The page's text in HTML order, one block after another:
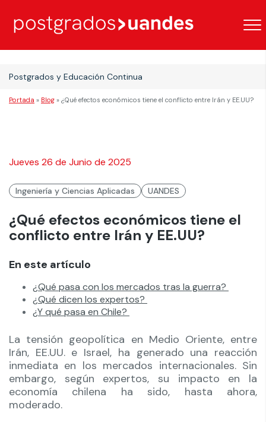
Postgrados y Educación Continua
Portada » Blog » ¿Qué efectos económicos tiene el conflicto entre Irán y EE.UU?
Jueves 26 de Junio de 2025
Ingeniería y Ciencias Aplicadas UANDES
¿Qué efectos económicos tiene el
conflicto entre Irán y EE.UU?
En este artículo
¿Qué pasa con los mercados tras la guerra?
¿Qué dicen los expertos?
¿Y qué pasa en Chile?
La tensión geopolítica en Medio Oriente, entre
Irán, EE.UU. e Israel, ha generado una reacción
inmediata en los mercados internacionales. Sin
embargo, según expertos, su impacto en la
economía chilena ha sido, hasta ahora,
moderado.